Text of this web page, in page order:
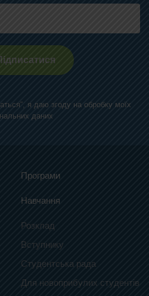
я даю згоду на обробку моїх
даних
Програми
Навчання
Розклад
Вступнику
Студентська рада
Для новоприбулих студентів